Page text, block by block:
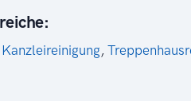
Kanzleireinigung,